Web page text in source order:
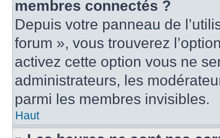
membres connectés ?
Depuis votre panneau de
forum », vous trouverez
activez cette option vous ne
administrateurs, les
parmi les membres invisibles.
Haut